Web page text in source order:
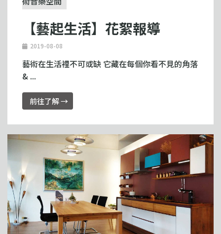
【藝起生活】花絮報導
2019-08-08
藝術在生活裡不可或缺 它藏在每個你看不見的角落
& ...
前往了解 →